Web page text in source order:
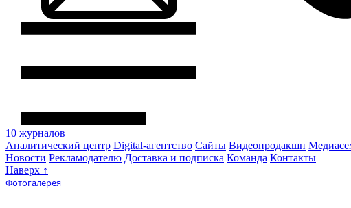
10 журналов
Аналитический центр Digital-агентство Сайты Видеопродакшн
Новости Рекламодателю Доставка и подписка Команда Контакты
Наверх ↑
Фотогалерея